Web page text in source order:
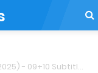
09+10 Subtitle Indonesia